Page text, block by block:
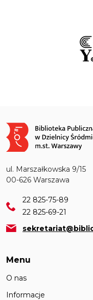
Obraz
ul. Marszałkowska 9/15
00-626 Warszawa
22 825-75-89
22 825-69-21
Menu
O nas
Informacje